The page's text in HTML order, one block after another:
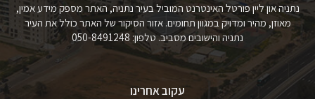
נתניה און ליין פורטל האינטרנט המוביל בעיר נתניה, האתר מספק מידע אמין,
מאוזן, מהיר ומדויק במגוון תחומים. אזור הסיקור של האתר כולל את העיר
נתניה והישובים מסביב. טלפון: 050-8491248
עקוב אחרינו